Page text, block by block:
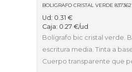
BOLIGRAFO CRISTAL VERDE
Ud: 0.31 €
Caja: 0.27 €/ud
Bolígrafo bic cristal verde.
escritura media. Tinta a
Cuerpo transparente que